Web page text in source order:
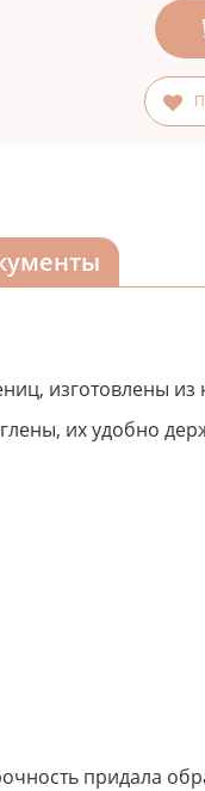
изготовлены из
их удобно
придала